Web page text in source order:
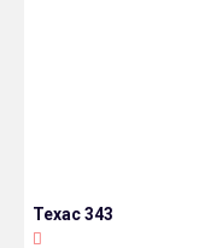
Техас 343